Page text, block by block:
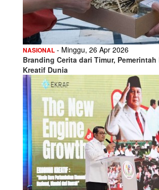
NASIONAL - Minggu, 26 Apr 2026
Branding Cerita dari Timur,
Kreatif Dunia